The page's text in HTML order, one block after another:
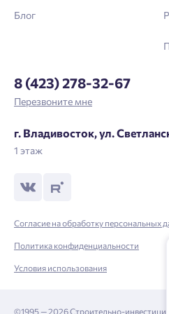
Блог
8 (423) 278-32-67
Перезвоните мне
г. Владивосток, ул.
1 этаж
Согласие на обработку персональных
Политика конфиденциальности
Условия использования
©1995 — 2026 Строительно-